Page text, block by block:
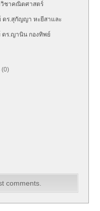
ชาคณิตศาสตร์
ดร.สุกัญญา หะยีสาและ
ดร.ญานิน กองทิพย์
comments.